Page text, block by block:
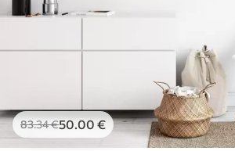
83.34€50.00 €